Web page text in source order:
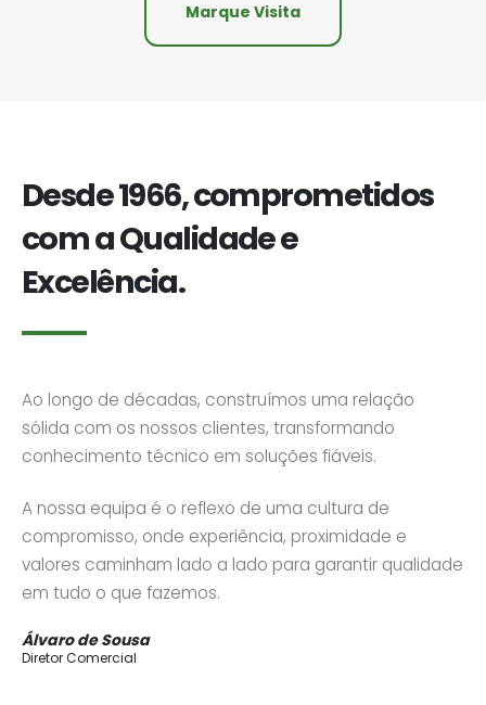
Marque Visita
Desde 1966, comprometidos
com a Qualidade e
Excelência.
Ao longo de décadas, construímos uma relação
sólida com os nossos clientes, transformando
conhecimento técnico em soluções fiáveis.
A nossa equipa é o reflexo de uma cultura de
compromisso, onde experiência, proximidade e
valores caminham lado a lado para garantir qualidade
em tudo o que fazemos.
Álvaro de Sousa
Diretor Comercial